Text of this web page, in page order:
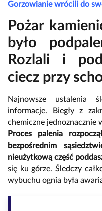
Gorzowianie wrócili do
Pożar
było
Rozlali i
ciecz przy
Najnowsze ustalenia
informacje. Biegły z
chemiczne jednoznacznie
Proces palenia
bezpośrednim
nieużytkową część
się ku górze. Śledczy
wybuchu ognia była